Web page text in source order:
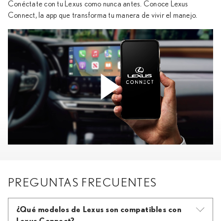
Conéctate con tu Lexus como nunca antes. Conoce Lexus
Connect, la app que transforma tu manera de vivir el manejo.
PREGUNTAS FRECUENTES
¿Qué modelos de Lexus son compatibles con